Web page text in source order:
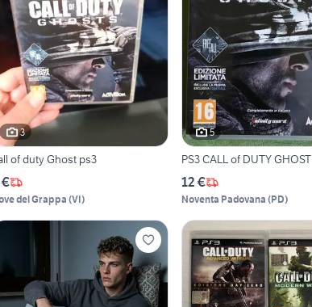
3
of duty Ghost ps3
del Grappa (VI)
5
PS3 CALL of DUTY GHOST
12 €
Noventa Padovana (PD)